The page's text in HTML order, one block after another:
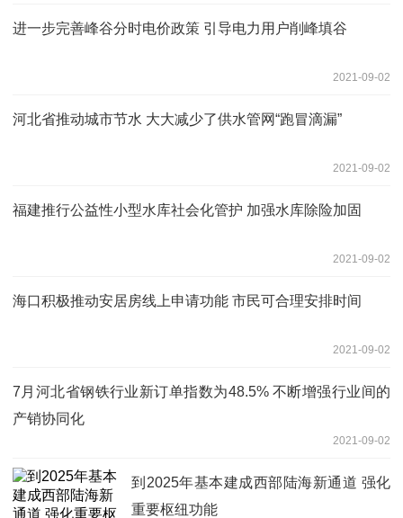
进一步完善峰谷分时电价政策 引导电力用户削峰填谷
2021-09-02
河北省推动城市节水 大大减少了供水管网“跑冒滴漏”
2021-09-02
福建推行公益性小型水库社会化管护 加强水库除险加固
2021-09-02
海口积极推动安居房线上申请功能 市民可合理安排时间
2021-09-02
7月河北省钢铁行业新订单指数为48.5% 不断增强行业间的
产销协同化
2021-09-02
到2025年基本建成西部陆海新通道 强化
重要枢纽功能